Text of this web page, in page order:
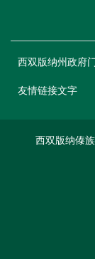
西双版纳州政府
友情链接文字
西双版纳傣